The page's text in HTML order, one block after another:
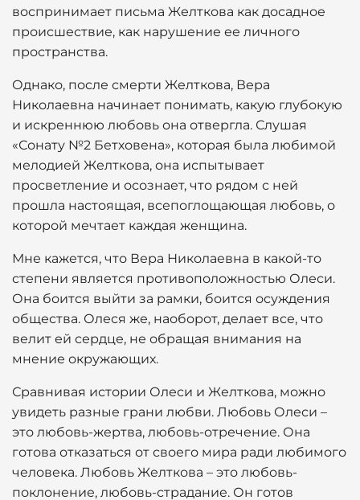
воспринимает письма Желткова как досадное
происшествие, как нарушение ее личного
пространства.
Однако, после смерти Желткова, Вера
Николаевна начинает понимать, какую глубокую
и искреннюю любовь она отвергла. Слушая
«Сонату №2 Бетховена», которая была любимой
мелодией Желткова, она испытывает
просветление и осознает, что рядом с ней
прошла настоящая, всепоглощающая любовь, о
которой мечтает каждая женщина.
Мне кажется, что Вера Николаевна в какой-то
степени является противоположностью Олеси.
Она боится выйти за рамки, боится осуждения
общества. Олеся же, наоборот, делает все, что
велит ей сердце, не обращая внимания на
мнение окружающих.
Сравнивая истории Олеси и Желткова, можно
увидеть разные грани любви. Любовь Олеси –
это любовь-жертва, любовь-отречение. Она
готова отказаться от своего мира ради любимого
человека. Любовь Желткова – это любовь-
поклонение, любовь-страдание. Он готов